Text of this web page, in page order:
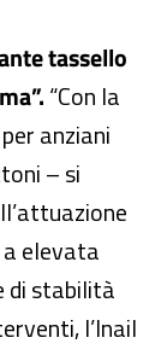
tassello
“Con la
anziani
– si
elevata
di stabilità
l’Inail